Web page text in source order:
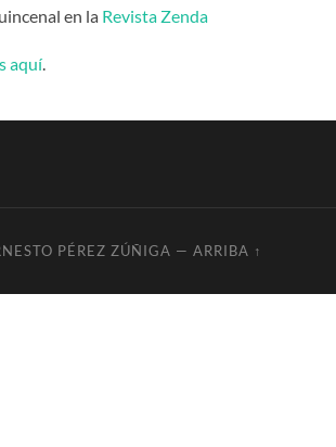
en la Revista Zenda
aquí
PÉREZ ZÚÑIGA —ARRIBA ↑